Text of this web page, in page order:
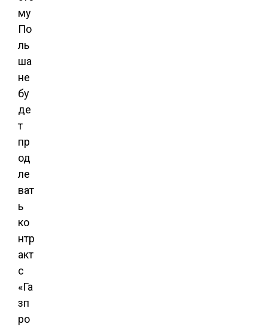
му
По
ль
ша
не
бу
де
т
пр
од
ле
ват
ь
ко
нтр
акт
с
«Га
зп
ро